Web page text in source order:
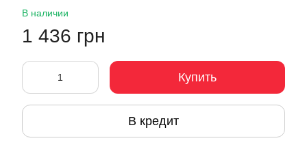
В наличии
1 436 грн
Купить
В кредит